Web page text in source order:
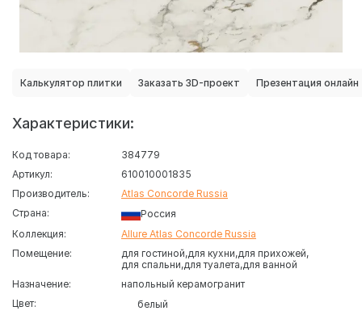
Калькулятор плитки Заказать 3D-проект Презентация онлайн
Характеристики:
Код товара:
384779
Артикул:
610010001835
Производитель:
Atlas Concorde Russia
Страна:
Россия
Коллекция:
Allure Atlas Concorde Russia
Помещение:
для гостиной для кухни для прихожей
для спальни для туалета для ванной
Назначение:
напольный керамогранит
Цвет:
белый